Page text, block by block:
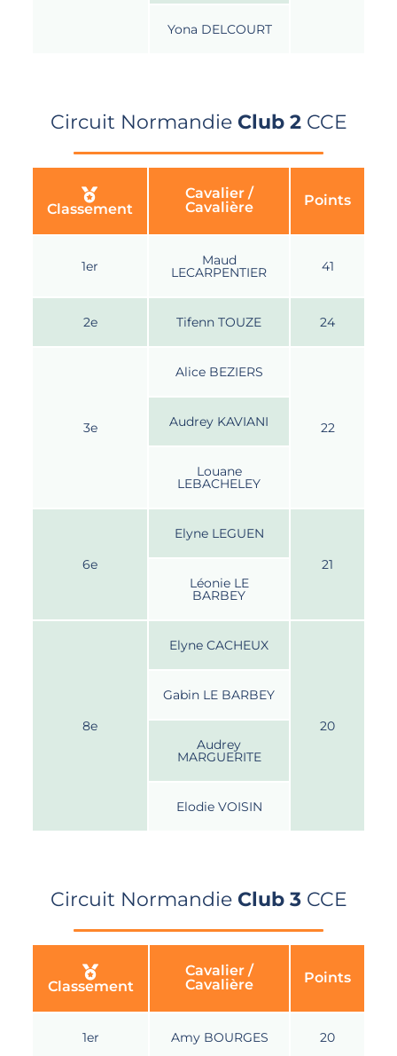
Yona DELCOURT
Circuit NormandieClub 2 CCE
Classement
Cavalier /
Cavalière
Points
1er Maud
LECARPENTIER 41
2e Tifenn TOUZE 24
3e
Alice BEZIERS
22
Audrey KAVIANI
Louane
LEBACHELEY
6e
Elyne LEGUEN
21
Léonie LE
BARBEY
8e
Elyne CACHEUX
20
Gabin LE BARBEY
Audrey
MARGUERITE
Elodie VOISIN
Circuit NormandieClub 3 CCE
Classement
Cavalier /
Cavalière
Points
1er Amy BOURGES 20